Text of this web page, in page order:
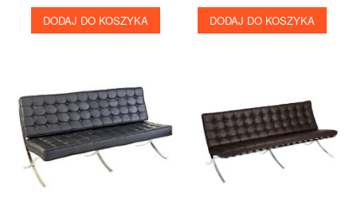
DODAJ DO KOSZYKA DODAJ DO KOSZYKA